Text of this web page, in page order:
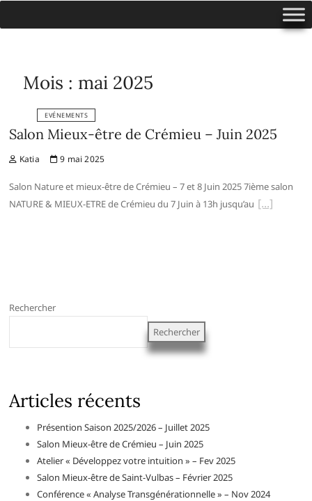
Mois : mai 2025
EVÉNEMENTS
Salon Mieux-être de Crémieu – Juin 2025
Katia 9 mai 2025
Salon Nature et mieux-être de Crémieu – 7 et 8 Juin 2025 7ième salon
NATURE & MIEUX-ETRE de Crémieu du 7 Juin à 13h jusqu’au
Rechercher
Rechercher
Articles récents
Présention Saison 2025/2026 – Juillet 2025
Salon Mieux-être de Crémieu – Juin 2025
Atelier « Développez votre intuition » – Fev 2025
Salon Mieux-être de Saint-Vulbas – Février 2025
Conférence « Analyse Transgénérationnelle » – Nov 2024